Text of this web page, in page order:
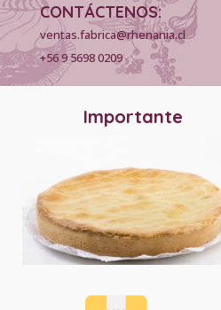
CONTÁCTENOS:
ventas.fabrica@rhenania.cl
+56 9 5698 0209
Puntos de Venta
Concesiones
Venta Mayorista
matrimonios.cl
EMPRESA:
Políticas de privacidad